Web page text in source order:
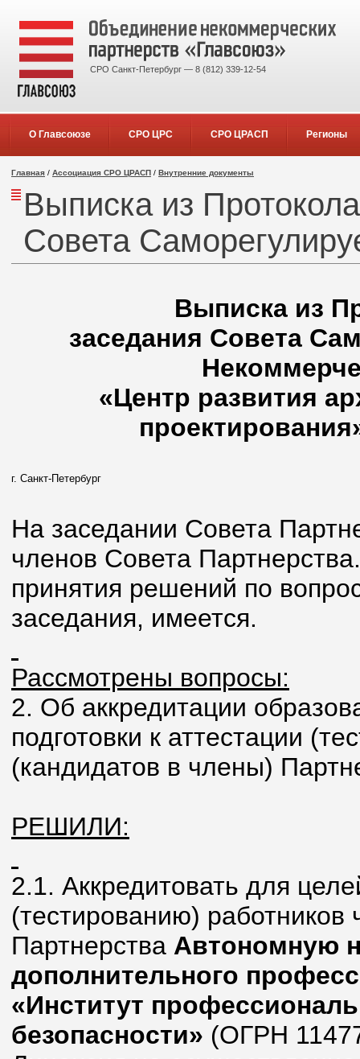
СРО Санкт-Петербург — 8 (812) 339-12-54
О Главсоюзе СРО ЦРС СРО ЦРАСП Регионы
Главная / Ассоциация СРО ЦРАСП / Внутренние документы
Выписка из
Совета
Выписка из
заседания Совета
«Центр развития
г. Санкт-Петербург
На заседании Совета
членов Совета
принятия решений по
заседания, имеется.
Рассмотрены вопросы:
2. Об аккредитации
подготовки к аттестации
(кандидатов в члены)
РЕШИЛИ:
2.1. Аккредитовать для
(тестированию)
Партнерства Автономную
дополнительного
«Институт
безопасности» (ОГРН